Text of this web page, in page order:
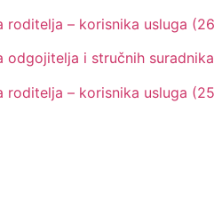
roditelja – korisnika usluga
odgojitelja i stručnih suradnika
roditelja – korisnika usluga